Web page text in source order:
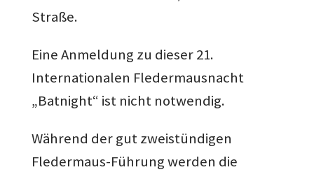
Straße.
Eine Anmeldung zu dieser 21.
Internationalen Fledermausnacht
„Batnight“ ist nicht notwendig.
Während der gut zweistündigen
Fledermaus-Führung werden die